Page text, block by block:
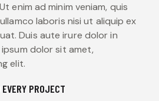
enim ad minim veniam, quis
laboris nisi ut aliquip ex
Duis aute irure dolor in
dolor sit amet,
elit.
PROJECT